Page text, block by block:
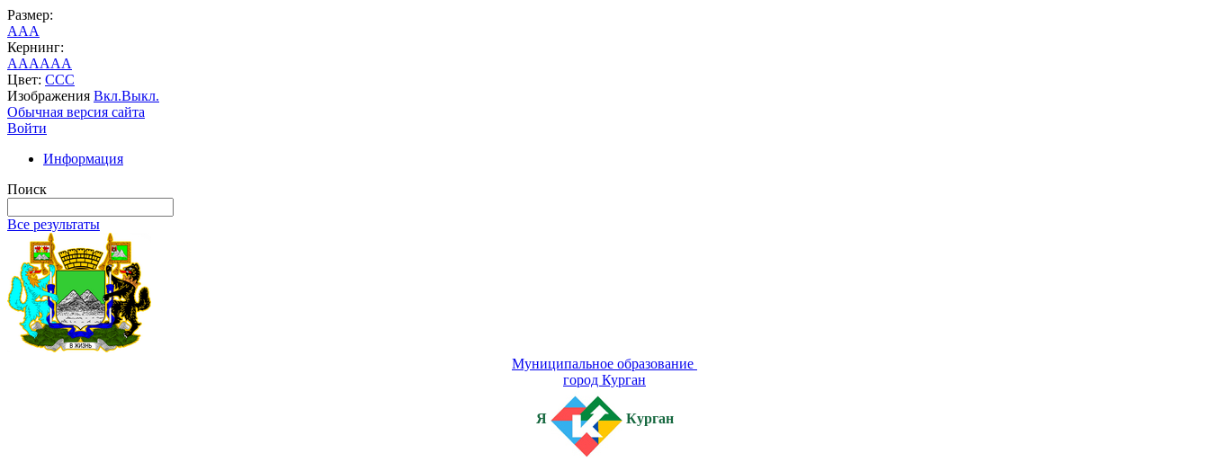
Размер:
AAA
Кернинг:
AAAAAA
Цвет: CCC
Изображения Вкл.Выкл.
Обычная версия сайта
Войти
Информация
Поиск
Все результаты
Муниципальное образование
город Курган
Я Курган